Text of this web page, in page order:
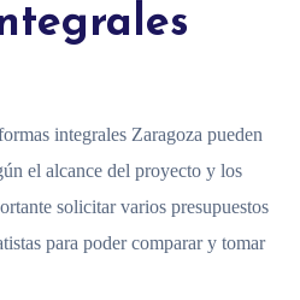
integrales Zaragoza pueden
el alcance del proyecto y los
solicitar varios presupuestos
para poder comparar y tomar